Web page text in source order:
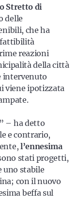
iscriviti alla
Stretto di
delle
che ha
fattibilità
reazioni
della città
intervenuto
viene ipotizzata
– ha detto
e contrario,
l’ennesima
stati progetti,
uno stabile
con il nuovo
beffa sul